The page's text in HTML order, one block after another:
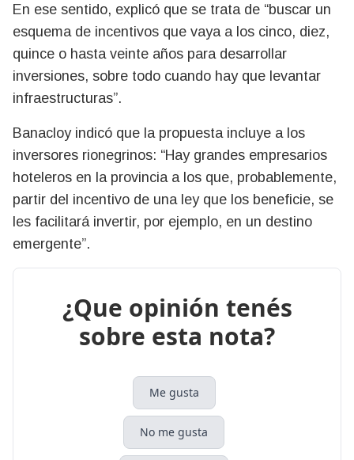
En ese sentido, explicó que se trata de “buscar un
esquema de incentivos que vaya a los cinco, diez,
quince o hasta veinte años para desarrollar
inversiones, sobre todo cuando hay que levantar
infraestructuras”.
Banacloy indicó que la propuesta incluye a los
inversores rionegrinos: “Hay grandes empresarios
hoteleros en la provincia a los que, probablemente,
partir del incentivo de una ley que los beneficie, se
les facilitará invertir, por ejemplo, en un destino
emergente”.
¿Que opinión tenés
sobre esta nota?
Me gusta
No me gusta